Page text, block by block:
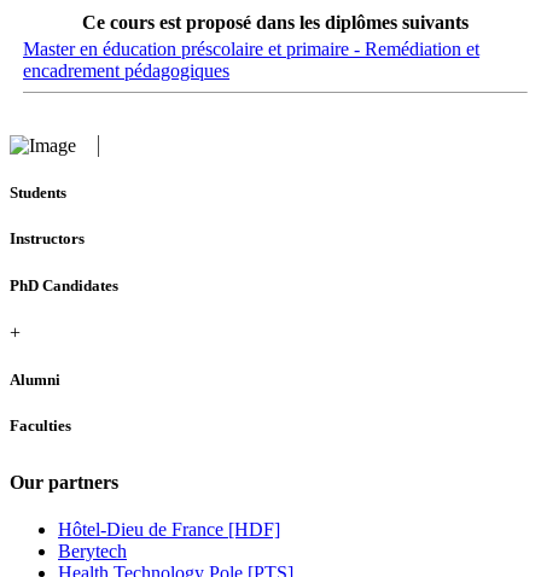
Ce cours est proposé dans les diplômes suivants
Master en éducation préscolaire et primaire - Remédiation et
encadrement pédagogiques
Students
Instructors
PhD Candidates
+
Alumni
Faculties
Our partners
Hôtel-Dieu de France [HDF]
Berytech